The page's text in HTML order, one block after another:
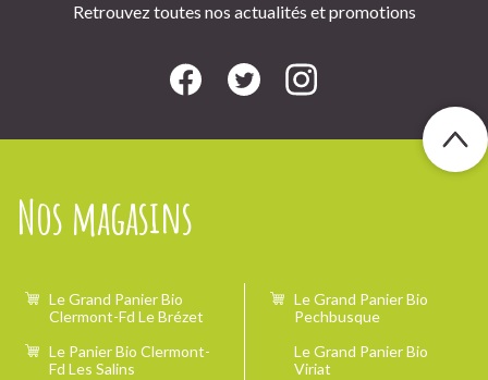
Retrouvez toutes nos actualités et promotions
Nos magasins
Le Grand Panier Bio
Clermont-Fd Le Brézet
Le Panier Bio Clermont-
Fd Les Salins
Le Grand Panier Bio
Pechbusque
Le Grand Panier Bio
Viriat